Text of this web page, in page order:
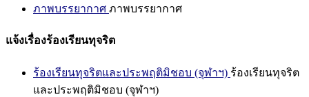
ภาพบรรยากาศ ภาพบรรยากาศ
แจ้งเรื่องร้องเรียนทุจริต
ร้องเรียนทุจริตและประพฤติมิชอบ (จุฬาฯ) ร้องเรียนทุจริต
และประพฤติมิชอบ (จุฬาฯ)